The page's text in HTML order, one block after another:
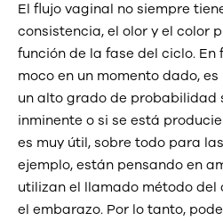
El flujo vaginal no siempre
consistencia, el olor y el color
función de la fase del ciclo. En
moco en un momento dado,
un alto grado de probabilidad
inminente o si se está
es muy útil, sobre todo para
ejemplo, están pensando en
utilizan el llamado método
el embarazo. Por lo tanto,